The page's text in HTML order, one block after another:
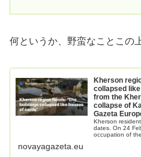
何というか、野蛮なことこの
Kherson
collapsed
from the
collapse of
Gazeta
Kherson
dates. On 24
occupation of
novayagazeta.eu